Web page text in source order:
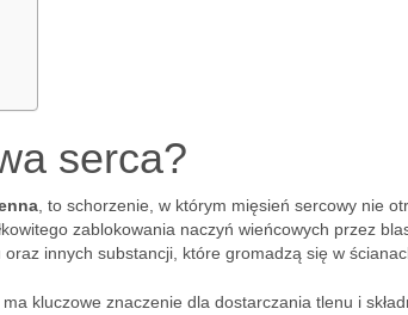
serca?
, to schorzenie, w którym mięsień sercowy nie
zablokowania naczyń wieńcowych przez
innych substancji, które gromadzą się w
kluczowe znaczenie dla dostarczania tlenu i